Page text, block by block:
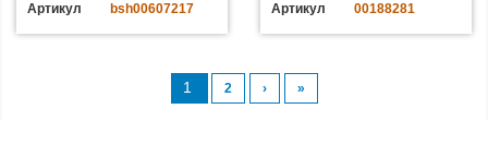
Артикул bsh00607217 Артикул 00188281
1 2 › »